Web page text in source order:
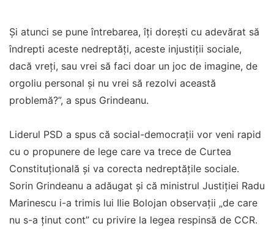
Şi atunci se pune întrebarea, îţi doreşti cu adevărat să
îndrepti aceste nedreptăţi, aceste injustiţii sociale,
dacă vreţi, sau vrei să faci doar un joc de imagine, de
orgoliu personal şi nu vrei să rezolvi această
problemă?”, a spus Grindeanu.
Liderul PSD a spus că social-democraţii vor veni rapid
cu o propunere de lege care va trece de Curtea
Constituțională și va corecta nedreptățile sociale.
Sorin Grindeanu a adăugat și că ministrul Justiției Radu
Marinescu i-a trimis lui Ilie Bolojan observații „de care
nu s-a ținut cont” cu privire la legea respinsă de CCR.